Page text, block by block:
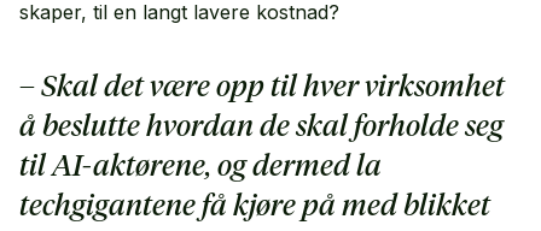
skaper, til en langt lavere kostnad?
– Skal det være opp til hver virksomhet
å beslutte hvordan de skal forholde seg
til AI-aktørene, og dermed la
techgigantene få kjøre på med blikket